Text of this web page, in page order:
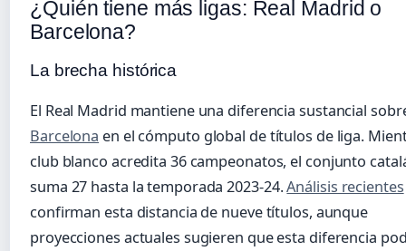
¿Quién tiene más ligas: Real Madrid o
Barcelona?
La brecha histórica
El Real Madrid mantiene una diferencia sustancial
Barcelona en el cómputo global de títulos de liga.
club blanco acredita 36 campeonatos, el conjunto
suma 27 hasta la temporada 2023-24.Análisis recientes
confirman esta distancia de nueve títulos, aunque
proyecciones actuales sugieren que esta diferencia